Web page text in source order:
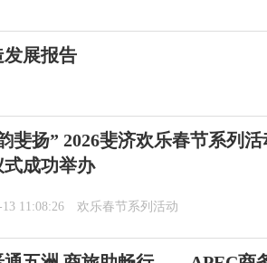
发展报告
斐扬” 2026斐济欢乐春节系列
式成功举办
11:08:26 欢乐春节系列活动